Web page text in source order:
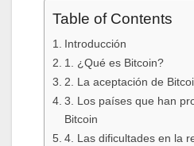
Table of Contents
Introducción
1. ¿Qué es Bitcoin?
2. La aceptación de
3. Los países que han
Bitcoin
4. Las dificultades en la